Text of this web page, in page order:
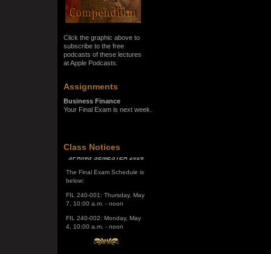
Click the graphic above to
subscribe to the free
podcasts of these lectures
at Apple Podcasts.
Assignments
Business Finance
Your Final Exam is next week.
Class Notices
SPRING SEMESTER 2026
The Final Exam Schedule is
FIL 240-001: Thursday, May
FIL 240-002: Monday, May